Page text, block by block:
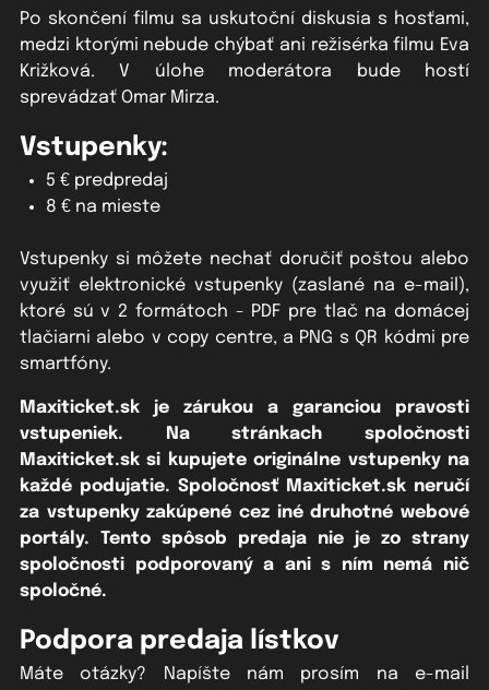
Po skončení filmu sa uskutoční diskusia s hosťami,
medzi ktorými nebude chýbať ani režisérka filmu Eva
Križková. V úlohe moderátora bude hostí
sprevádzať Omar Mirza.
Vstupenky:
5 € predpredaj
8 € na mieste
Vstupenky si môžete nechať doručiť poštou alebo
využiť elektronické vstupenky (zaslané na e-mail),
ktoré sú v 2 formátoch - PDF pre tlač na domácej
tlačiarni alebo v copy centre, a PNG s QR kódmi pre
smartfóny.
Maxiticket.sk je zárukou a garanciou pravosti
vstupeniek. Na stránkach spoločnosti
Maxiticket.sk si kupujete originálne vstupenky na
každé podujatie. Spoločnosť Maxiticket.sk neručí
za vstupenky zakúpené cez iné druhotné webové
portály. Tento spôsob predaja nie je zo strany
spoločnosti podporovaný a ani s ním nemá nič
spoločné.
Podpora predaja lístkov
Máte otázky? Napíšte nám prosím na e-mail